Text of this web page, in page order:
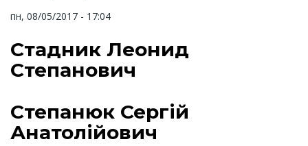
пн, 08/05/2017 - 17:04
Стадник Леонид
Степанович
Степанюк Сергій
Анатолійович